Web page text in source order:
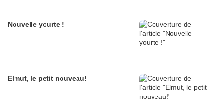
Nouvelle yourte !
Elmut, le petit nouveau!